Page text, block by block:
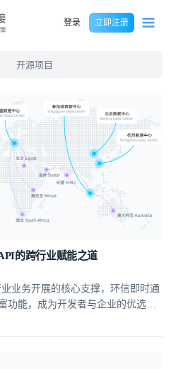
登录 立即注册
开源项目
的跨行业赋能之道
业务开展的核心支撑，环信即时通
功能，成为开发者与企业的优选方
从1V1私密聊天到万人群组互动，
足不同业务场景的通讯需求。